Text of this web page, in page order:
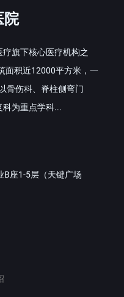
院
旗下核心医疗机构之
面积近12000平方米，一
骨伤科、脊柱侧弯门
为重点学科...
B座1-5层（天键广场